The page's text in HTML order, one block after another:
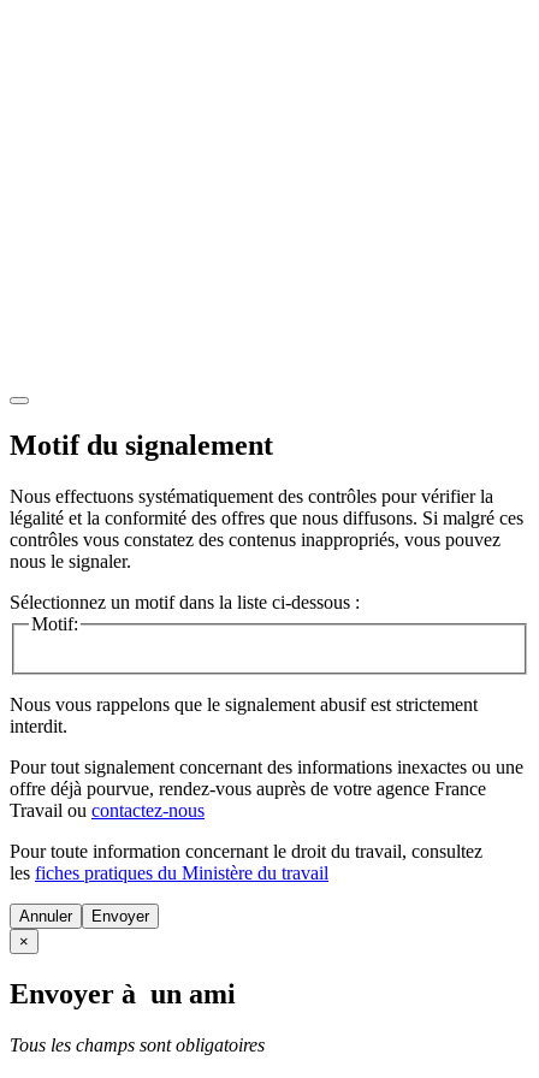
Motif du signalement
Nous effectuons systématiquement des contrôles pour vérifier la
légalité et la conformité des offres que nous diffusons. Si malgré ces
contrôles vous constatez des contenus inappropriés, vous pouvez
nous le signaler.
Sélectionnez un motif dans la liste ci-dessous :
Motif:
Nous vous rappelons que le signalement abusif est strictement
interdit.
Pour tout signalement concernant des informations inexactes ou une
offre déjà pourvue, rendez-vous auprès de votre agence France
Travail ou contactez-nous
Pour toute information concernant le droit du travail, consultez
les fiches pratiques du Ministère du travail
Annuler
×
Envoyer à un ami
Tous les champs sont obligatoires